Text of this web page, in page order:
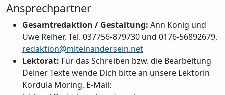
Ansprechpartner
Gesamtredaktion / Gestaltung: Ann König und
Uwe Reiher, Tel. 037756-879730 und 0176-56892679,
redaktion@miteinandersein.net
Lektorat: Für das Schreiben bzw. die Bearbeitung
Deiner Texte wende Dich bitte an unsere Lektorin
Kordula Möring, E-Mail: